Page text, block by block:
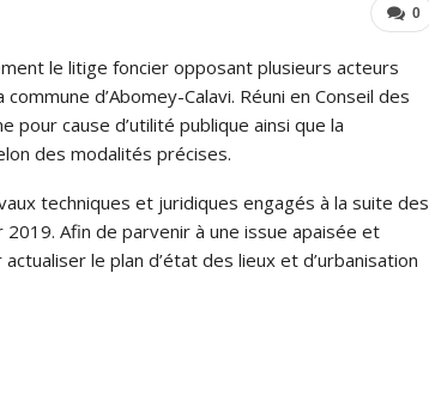
0
le litige foncier opposant plusieurs acteurs
d’Abomey-Calavi. Réuni en Conseil des
pour cause d’utilité publique ainsi que la
des modalités précises.
techniques et juridiques engagés à la suite des
Afin de parvenir à une issue apaisée et
le plan d’état des lieux et d’urbanisation